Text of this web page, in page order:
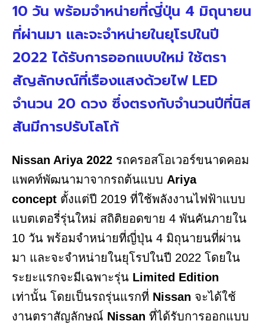
10 วัน พร้อมจำหน่ายที่ญี่ปุ่น 4 มิถุนายน
ที่ผ่านมา และจะจำหน่ายในยุโรปในปี
2022 ได้รับการออกแบบใหม่ ใช้ตรา
สัญลักษณ์ที่เรืองแสงด้วยไฟ LED
จำนวน 20 ดวง ซึ่งตรงกับจำนวนปีที่นิส
สันมีการปรับโลโก้
Nissan Ariya 2022 รถครอสโอเวอร์ขนาดคอม
แพคท์พัฒนามาจากรถต้นแบบ Ariya
concept ตั้งแต่ปี 2019 ที่ใช้พลังงานไฟฟ้าแบบ
แบตเตอรี่รุ่นใหม่ สถิติยอดขาย 4 พันคันภายใน
10 วัน พร้อมจำหน่ายที่ญี่ปุ่น 4 มิถุนายนที่ผ่าน
มา และจะจำหน่ายในยุโรปในปี 2022 โดยใน
ระยะแรกจะมีเฉพาะรุ่น Limited Edition
เท่านั้น โดยเป็นรถรุ่นแรกที่ Nissan จะได้ใช้
งานตราสัญลักษณ์ Nissan ที่ได้รับการออกแบบ